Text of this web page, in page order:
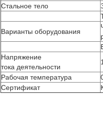
Стальное тело
Варианты оборудования
Напряжение
тока деятельности
Рабочая температура
Сертификат